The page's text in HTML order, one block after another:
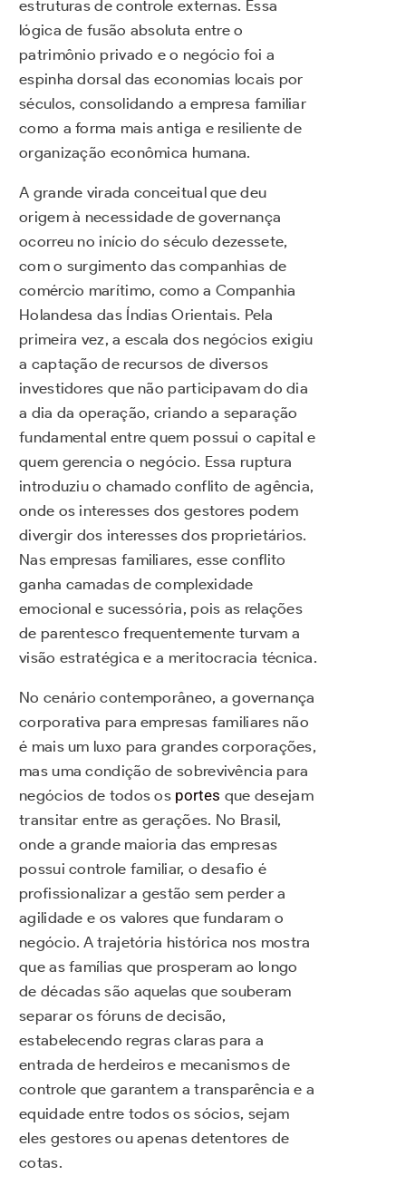
estruturas de controle externas. Essa
lógica de fusão absoluta entre o
patrimônio privado e o negócio foi a
espinha dorsal das economias locais por
séculos, consolidando a empresa familiar
como a forma mais antiga e resiliente de
organização econômica humana.
A grande virada conceitual que deu
origem à necessidade de governança
ocorreu no início do século dezessete,
com o surgimento das companhias de
comércio marítimo, como a Companhia
Holandesa das Índias Orientais. Pela
primeira vez, a escala dos negócios exigiu
a captação de recursos de diversos
investidores que não participavam do dia
a dia da operação, criando a separação
fundamental entre quem possui o capital e
quem gerencia o negócio. Essa ruptura
introduziu o chamado conflito de agência,
onde os interesses dos gestores podem
divergir dos interesses dos proprietários.
Nas empresas familiares, esse conflito
ganha camadas de complexidade
emocional e sucessória, pois as relações
de parentesco frequentemente turvam a
visão estratégica e a meritocracia técnica.
No cenário contemporâneo, a governança
corporativa para empresas familiares não
é mais um luxo para grandes corporações,
mas uma condição de sobrevivência para
negócios de todos os portes que desejam
transitar entre as gerações. No Brasil,
onde a grande maioria das empresas
possui controle familiar, o desafio é
profissionalizar a gestão sem perder a
agilidade e os valores que fundaram o
negócio. A trajetória histórica nos mostra
que as famílias que prosperam ao longo
de décadas são aquelas que souberam
separar os fóruns de decisão,
estabelecendo regras claras para a
entrada de herdeiros e mecanismos de
controle que garantem a transparência e a
equidade entre todos os sócios, sejam
eles gestores ou apenas detentores de
cotas.